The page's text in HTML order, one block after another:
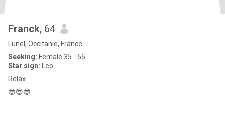
Franck, 64
Lunel, Occitanie, France
Seeking: Female 35 - 55
Star sign: Leo
Relax
😎😎😎